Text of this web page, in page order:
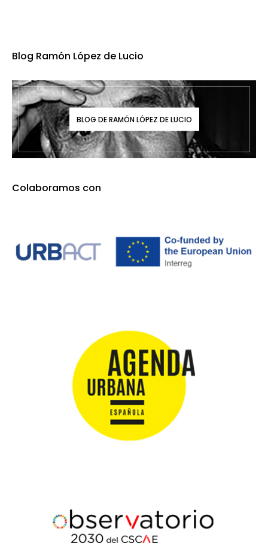
Blog Ramón López de Lucio
BLOG DE RAMÓN LÓPEZ DE LUCIO
Colaboramos con